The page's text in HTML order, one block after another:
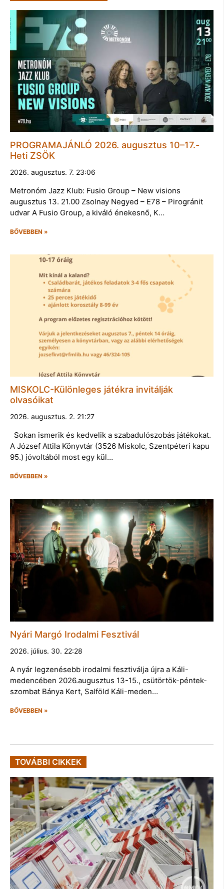
PROGRAMAJÁNLÓ 2026. augusztus 10–17.-
Heti ZSÖK
2026. augusztus. 7. 23:06
Metronóm Jazz Klub: Fusio Group – New visions
augusztus 13. 21.00 Zsolnay Negyed – E78 – Pirogránit
udvar A Fusio Group, a kiváló énekesnő, K…
BŐVEBBEN »
MISKOLC-Különleges játékra invitálják
olvasóikat
2026. augusztus. 2. 21:27
Sokan ismerik és kedvelik a szabadulószobás játékokat.
A József Attila Könyvtár (3526 Miskolc, Szentpéteri kapu
95.) jóvoltából most egy kül…
BŐVEBBEN »
Nyári Margó Irodalmi Fesztivál
2026. július. 30. 22:28
A nyár legzenésebb irodalmi fesztiválja újra a Káli-
medencében 2026.augusztus 13-15., csütörtök-péntek-
szombat Bánya Kert, Salföld Káli-meden…
BŐVEBBEN »
TOVÁBBI CIKKEK